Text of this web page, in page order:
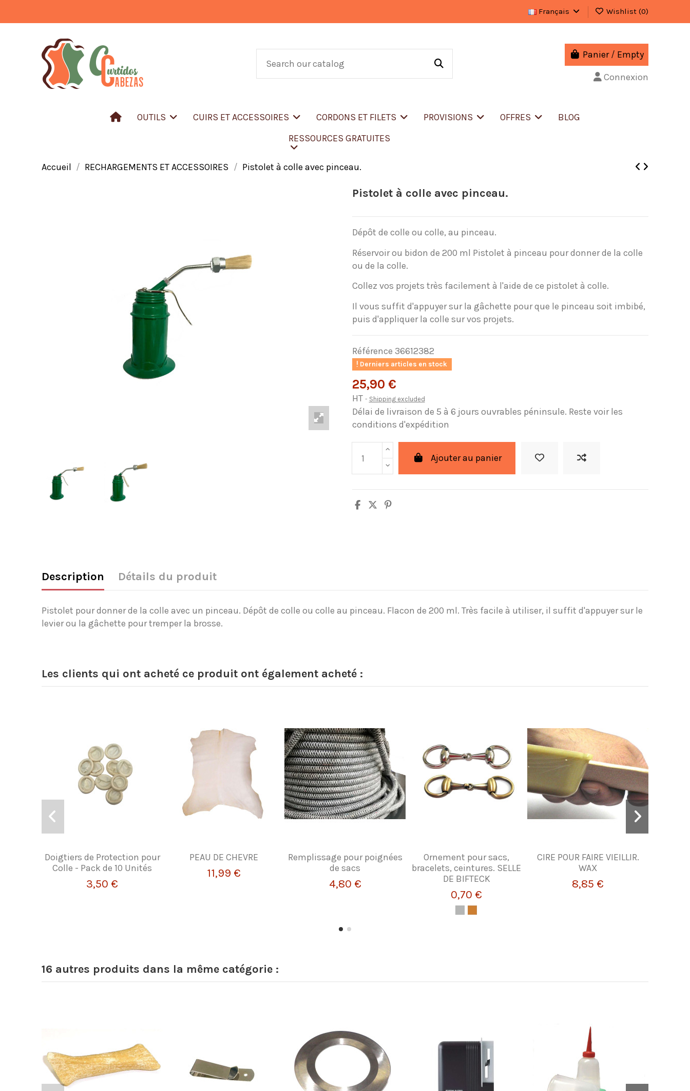
Français Wishlist (0)
Panier / Empty
Connexion
OUTILS CUIRS ET ACCESSOIRES CORDONS ET FILETS PROVISIONS OFFRES
BLOG
RESSOURCES GRATUITES
Accueil RECHARGEMENTS ET ACCESSOIRES Pistolet à colle avec pinceau.
Pistolet à colle avec pinceau.
Dépôt de colle ou colle, au pinceau.
Réservoir ou bidon de 200 ml Pistolet à pinceau pour donner de la colle
ou de la colle.
Collez vos projets très facilement à l'aide de ce pistolet à colle.
Il vous suffit d'appuyer sur la gâchette pour que le pinceau soit imbibé,
puis d'appliquer la colle sur vos projets.
Référence 36612382
Derniers articles en stock
25,90 €
HT Shipping excluded
Délai de livraison de 5 à 6 jours ouvrables péninsule. Reste voir les
conditions d'expédition
Ajouter au panier
Description Détails du produit
Pistolet pour donner de la colle avec un pinceau. Dépôt de colle ou colle au pinceau. Flacon de 200 ml. Très facile à utiliser, il suffit d'appuyer sur le
levier ou la gâchette pour tremper la brosse.
Les clients qui ont acheté ce produit ont également acheté :
Doigtiers de Protection pour
Colle - Pack de 10 Unités
3,50 €
PEAU DE CHEVRE
11,99 €
Remplissage pour poignées
de sacs
4,80 €
Ornement pour sacs,
bracelets, ceintures. SELLE
DE BIFTECK
0,70 €
CIRE POUR FAIRE VIEILLIR.
WAX
8,85 €
16 autres produits dans la même catégorie :